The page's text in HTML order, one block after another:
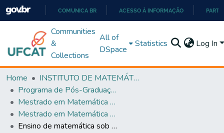
PARA
O
COMUNICA BR ACESSO À INFORMAÇÃO
Communities
&
Collections
All of
DSpace
Statistics Log In
Home
INSTITUTO DE MATEMÁTICA E TECNOLOGIA
Programa de Pós-Graduação em Matemática (PROFMAT)
Mestrado em Matemática em Rede Nacional - PROFMAT
Mestrado em Matemática em Rede Nacional - PROFMAT
Ensino de matemática sob a influência de professores e alunos líderes em uma perspectiva colaborativa